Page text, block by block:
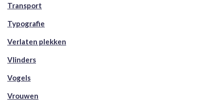
Transport
Typografie
Verlaten plekken
Vlinders
Vogels
Vrouwen